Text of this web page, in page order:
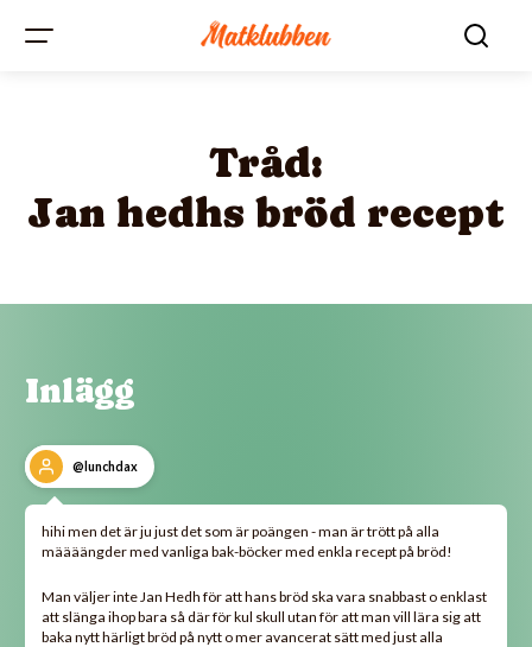
Tråd:
Jan hedhs bröd recept
Inlägg
@lunchdax
hihi men det är ju just det som är poängen - man är trött på alla
määäängder med vanliga bak-böcker med enkla recept på bröd!
Man väljer inte Jan Hedh för att hans bröd ska vara snabbast o enklast
att slänga ihop bara så där för kul skull utan för att man vill lära sig att
baka nytt härligt bröd på nytt o mer avancerat sätt med just alla